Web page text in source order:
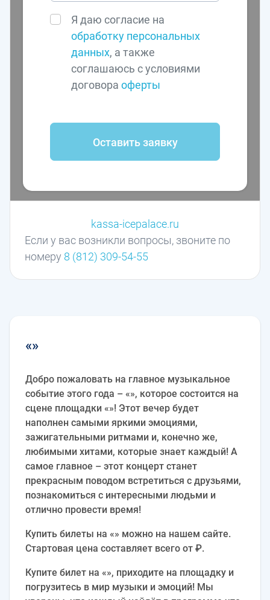
Я даю согласие на
обработку персональных
данных, а также
соглашаюсь с условиями
договораоферты
Оставить заявку
Если у вас возникли вопросы, звоните по
номеру 8 (812) 309-54-55
kassa-icepalace.ru
«»
Добро пожаловать на главное музыкальное
событие этого года – «», которое состоится на
сцене площадки «»! Этот вечер будет
наполнен самыми яркими эмоциями,
зажигательными ритмами и, конечно же,
любимыми хитами, которые знает каждый! А
самое главное – этот концерт станет
прекрасным поводом встретиться с друзьями,
познакомиться с интересными людьми и
отлично провести время!
Купить билеты на «» можно на нашем сайте.
Стартовая цена составляет всего от ₽.
Купите билет на «», приходите на площадку и
погрузитесь в мир музыки и эмоций! Мы